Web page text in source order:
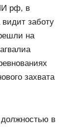
рф, в
заботу
на
захвата
должностью в